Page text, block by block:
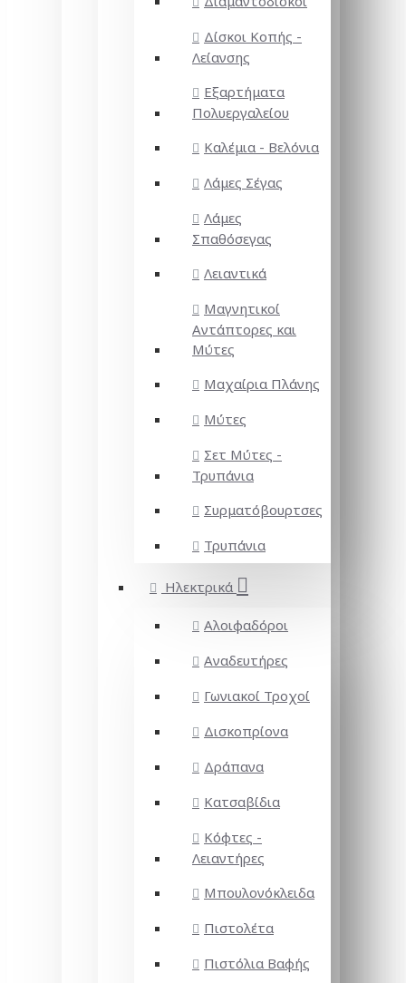
Δίσκοι Κοπής -
Λείανσης
Εξαρτήματα
Πολυεργαλείου
Καλέμια - Βελόνια
Λάμες Σέγας
Λάμες
Σπαθόσεγας
Λειαντικά
Μαγνητικοί
Αντάπτορες και
Μύτες
Μαχαίρια Πλάνης
Μύτες
Σετ Μύτες -
Τρυπάνια
Συρματόβουρτσες
Τρυπάνια
Ηλεκτρικά
Αλοιφαδόροι
Αναδευτήρες
Γωνιακοί Τροχοί
Δισκοπρίονα
Δράπανα
Κατσαβίδια
Κόφτες -
Λειαντήρες
Μπουλονόκλειδα
Πιστολέτα
Πιστόλια Βαφής